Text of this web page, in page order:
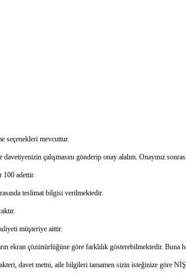
seçenekleri mevcuttur.
çalışmasını gönderip onay alalım. Onayınız
100 adettir.
teslimat bilgisi verilmektedir.
müşteriye aittir.
çözünürlüğüne göre farklılık gösterebilmektedir.
davet metni, aile bilgileri tamamen sizin isteğinize